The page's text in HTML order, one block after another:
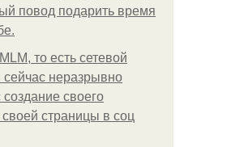
повод подарить время
то есть сетевой
сейчас неразрывно
создание своего
своей страницы в соц